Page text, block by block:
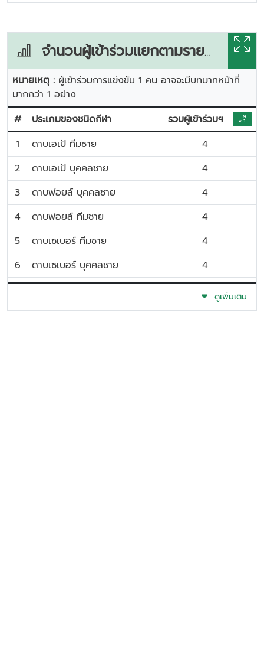
จำนวนผู้เข้าร่วมแยกตามรายการแข่งขัน
หมายเหตุ : ผู้เข้าร่วมการแข่งขัน 1 คน อาจจะมีบทบาทหน้าที่
มากกว่า 1 อย่าง
#
ประเภมของชนิดกีฬา
รวมผู้เข้าร่วมฯ
1
ดาบเอเป้ ทีมชาย
4
2
ดาบเอเป้ บุคคลชาย
4
3
ดาบฟอยล์ บุคคลชาย
4
4
ดาบฟอยล์ ทีมชาย
4
5
ดาบเซเบอร์ ทีมชาย
4
6
ดาบเซเบอร์ บุคคลชาย
4
8
ดาบฟอยล์ ทีมหญิง
4
ดูเพิ่มเติม